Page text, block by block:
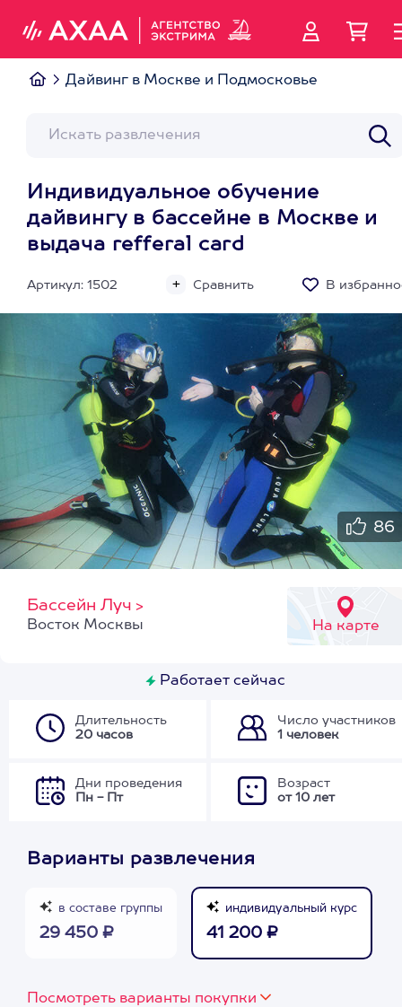
Дайвинг в Москве и Подмосковье
Индивидуальное обучение
дайвингу в бассейне в Москве и
выдача refferal card
Артикул: 1502 Сравнить В
86
Бассейн Луч >
На карте
Восток Москвы
Работает сейчас
Длительность
20 часов
Число участников
1 человек
Дни проведения
Пн - Пт
Возраст
от 10 лет
Варианты развлечения
в составе группы
29 450 ₽
индивидуальный курс
41 200 ₽
Посмотреть варианты покупки